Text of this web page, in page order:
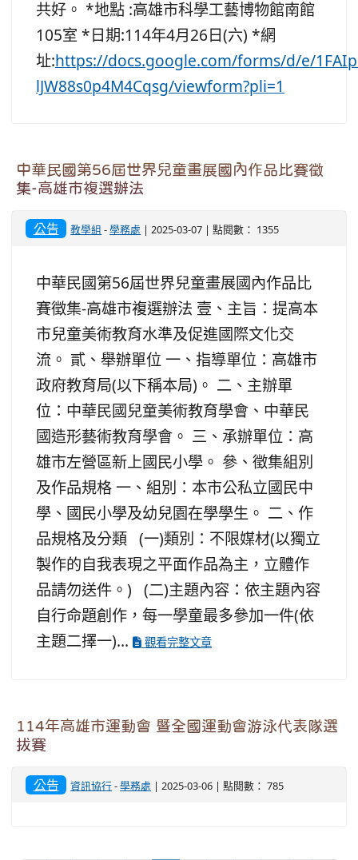
共好。 *地點 :高雄市科學工藝博物館南館
105室 *日期:114年4月26日(六) *網
址:https://docs.google.com/forms/d/e/
lJW88s0p4M4Cqsg/viewform?pli=1
中華民國第56屆世界兒童畫展國內作品比賽徵
集-高雄市複選辦法
公告 教學組 -學務處 | 2025-03-07 | 點閱數： 1355
中華民國第56屆世界兒童畫展國內作品比
賽徵集-高雄市複選辦法 壹、主旨：提高本
市兒童美術教育水準及促進國際文化交
流。 貳、舉辦單位 一、指導單位：高雄市
政府教育局(以下稱本局)。 二、主辦單
位：中華民國兒童美術教育學會、中華民
國造形藝術教育學會。 三、承辦單位：高
雄市左營區新上國民小學。 參、徵集組別
及作品規格 一、組別：本市公私立國民中
學、國民小學及幼兒園在學學生。 二、作
品規格及分類 (一)類別：不限媒材(以獨立
製作的自我表現之平面作品為主，立體作
品請勿送件。) (二)主題內容：依主題內容
自行命題創作，每一學童最多參加一件(依
主題二擇一)...
觀看完整文章
114年高雄市運動會 暨全國運動會游泳代表隊選
拔賽
公告 資訊協行-學務處 | 2025-03-06 | 點閱數： 785